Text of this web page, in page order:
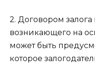
2. Договором
возникающего на
может быть
которое